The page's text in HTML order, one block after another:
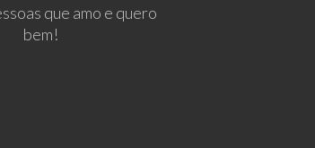
que amo e quero
bem!